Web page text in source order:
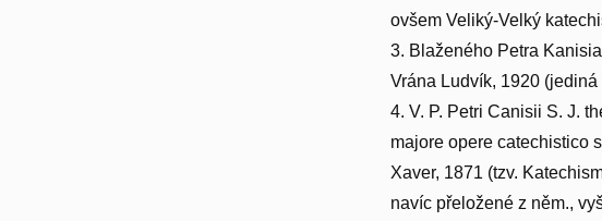
ovšem Veliký-Velký
3. Blaženého Petra
Vrána Ludvík, 1920
4. V. P. Petri Canisii S. J.
majore opere catechistico
Xaver, 1871 (tzv.
navíc přeložené z něm.,